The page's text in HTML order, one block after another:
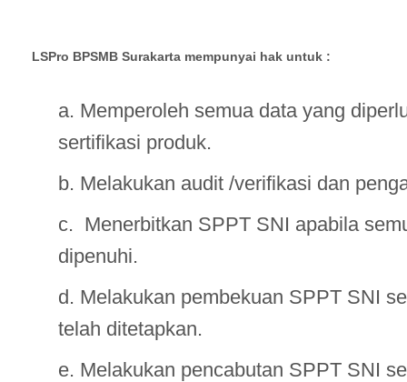
LSPro BPSMB Surakarta mempunyai hak untuk :
a. Memperoleh semua data yang
sertifikasi produk.
b. Melakukan audit /verifikasi dan
c. Menerbitkan SPPT SNI apabila
dipenuhi.
d. Melakukan pembekuan SPPT SNI
telah ditetapkan.
e. Melakukan pencabutan SPPT SNI